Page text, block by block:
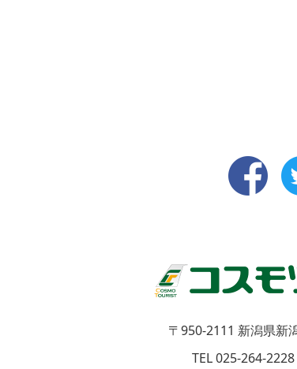
〒950-2111 新潟県新
TEL 025-264-